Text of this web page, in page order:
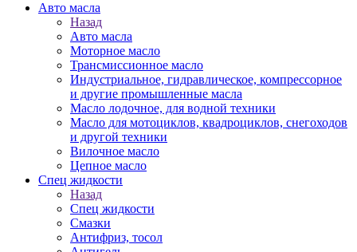
Авто масла
Назад
Авто масла
Моторное масло
Трансмиссионное масло
Индустриальное, гидравлическое, компрессорное
и другие промышленные масла
Масло лодочное, для водной техники
Масло для мотоциклов, квадроциклов, снегоходов
и другой техники
Вилочное масло
Цепное масло
Спец жидкости
Назад
Спец жидкости
Смазки
Антифриз, тосол